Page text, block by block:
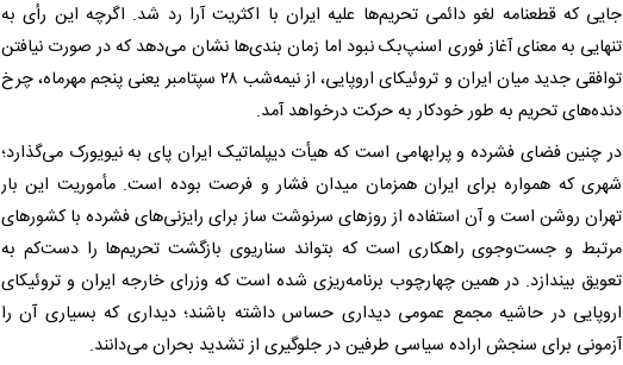
جایی که قطعنامه لغو دائمی تحریم‌ها علیه ایران با اکثریت آرا رد شد. اگرچه این رأی به‌
تنهایی به معنای آغاز فوری اسنپ‌بک نبود اما زمان ‌بندی‌ها نشان می‌دهد که در صورت نیافتن
توافقی جدید میان ایران و تروئیکای اروپایی، از نیمه‌شب ۲۸ سپتامبر یعنی پنجم مهرماه، چرخ
‌دنده‌های تحریم به‌ طور خودکار به حرکت درخواهد آمد.‌
در چنین فضای فشرده و پرابهامی است که هیأت دیپلماتیک ایران پای به نیویورک می‌گذارد؛
شهری که همواره برای ایران همزمان میدان فشار و فرصت بوده است. مأموریت این ‌بار
تهران روشن است و آن استفاده از روزهای سرنوشت ‌ساز برای رایزنی‌های فشرده با کشورهای
مرتبط و جست‌وجوی راهکاری است که بتواند سناریوی بازگشت تحریم‌ها را دست‌کم به
تعویق بیندازد. در همین چهارچوب برنامه‌ریزی شده است که وزرای خارجه ایران و تروئیکای
اروپایی در حاشیه مجمع عمومی دیداری حساس داشته باشند؛ دیداری که بسیاری آن را
آزمونی برای سنجش اراده سیاسی طرفین در جلوگیری از تشدید بحران می‌دانند.